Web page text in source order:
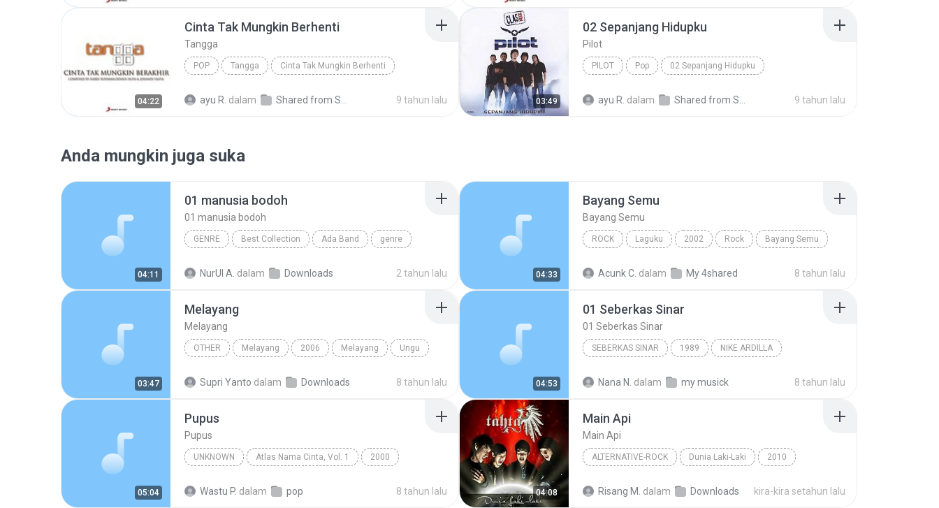
04:22
Cinta Tak Mungkin Berhenti
Tangga
POP Tangga Cinta Tak Mungkin Berhenti
ayu R. dalam Shared from SM-J320G 9 tahun lalu 03:49
02 Sepanjang Hidupku
Pilot
PILOT Pop 02 Sepanjang Hidupku
ayu R. dalam Shared from SM-J320G 9 tahun lalu
Anda mungkin juga suka
04:11
01 manusia bodoh
01 manusia bodoh
GENRE Best Collection Ada Band genre
NurUl A. dalam Downloads 2 tahun lalu 04:33
Bayang Semu
Bayang Semu
ROCK Laguku 2002 Rock Bayang Semu
Acunk C. dalam My 4shared 8 tahun lalu
03:47
Melayang
Melayang
OTHER Melayang 2006 Melayang Ungu
Supri Yanto dalam Downloads 8 tahun lalu 04:53
01 Seberkas Sinar
01 Seberkas Sinar
SEBERKAS SINAR 1989 NIKE ARDILLA
Nana N. dalam my musick 8 tahun lalu
05:04
Pupus
Pupus
UNKNOWN Atlas Nama Cinta, Vol. 1 2000
Wastu P. dalam pop 8 tahun lalu 04:08
Main Api
Main Api
ALTERNATIVE-ROCK Dunia Laki-Laki 2010
Risang M. dalam Downloads kira-kira setahun lalu